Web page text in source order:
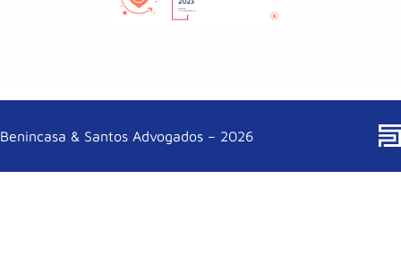
Benincasa & Santos Advogados – 2026